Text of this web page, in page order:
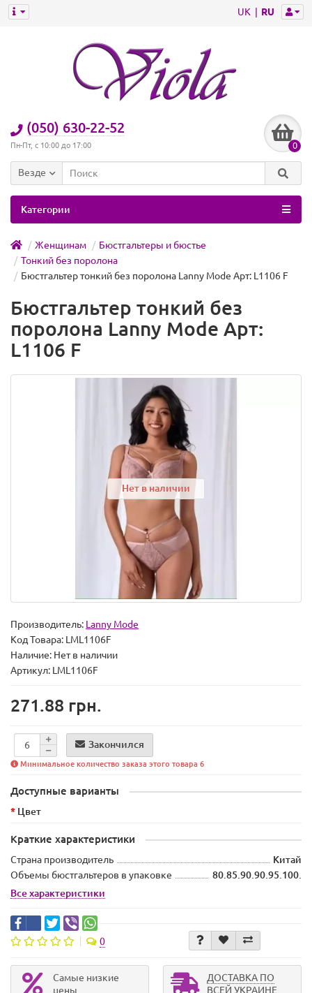
UK RU
(050) 630-22-52
Пн-Пт, с 10:00 до 17:00 0
Везде
Категории
Женщинам
Бюстгальтеры и бюстье
Тонкий без поролона
Бюстгальтер тонкий без поролона Lanny Mode Арт: L1106 F
Бюстгальтер тонкий без
поролона Lanny Mode Арт:
L1106 F
Нет в наличии
Производитель: Lanny Mode
Код Товара: LML1106F
Наличие: Нет в наличии
Артикул: LML1106F
271.88 грн.
Закончился
Минимальное количество заказа этого товара 6
Доступные варианты
Цвет
Краткие характеристики
Страна производитель
Китай
Объемы бюстгальтеров в упаковке
80.85.90.90.95.100.
Все характеристики
0
Самые низкие
цены
ДОСТАВКА ПО
ВСЕЙ УКРАИНЕ